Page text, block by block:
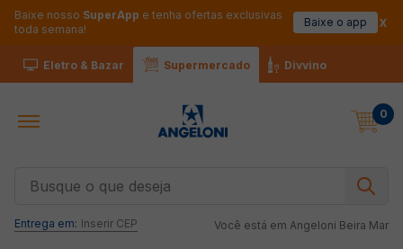
Baixe nosso SuperApp e tenha ofertas exclusivas
toda semana!
Baixe o app
Eletro & Bazar Supermercado Divvino
0
Você está em Angeloni Beira Mar
Entrega em: Inserir CEP